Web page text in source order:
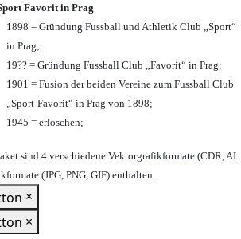
Favorit in Prag
1898 = Gründung Fussball und Athletik Club „Sport“
in Prag;
19?? = Gründung Fussball Club „Favorit“ in Prag;
1901 = Fusion der beiden Vereine zum Fussball Club
„Sport-Favorit“ in Prag von 1898;
1945 = erloschen;
sind 4 verschiedene Vektorgrafikformate (CDR, AI
(JPG, PNG, GIF) enthalten.
×
×